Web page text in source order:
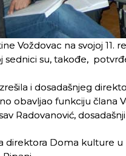
Voždovac na svojoj 11.
sednici su, takođe,
i dosadašnjeg
obavljao funkciju člana
Radovanović,
direktora Doma kulture